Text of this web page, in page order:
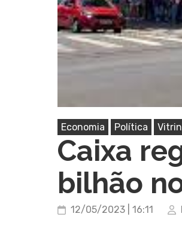
Economia Política
Caixa
bilhão
12/05/2023 | 16:11